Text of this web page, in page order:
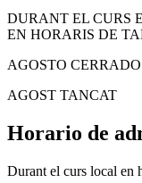
DURANT EL CURS
EN HORARIS DE
AGOSTO CERRADO
AGOST TANCAT
Horario de
Durant el curs local en